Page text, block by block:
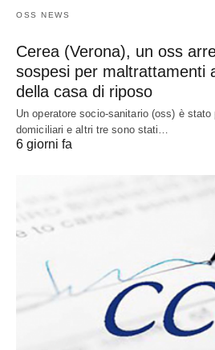
OSS NEWS
Cerea (Verona), un oss
sospesi per maltrattamenti
della casa di riposo
Un operatore socio-sanitario (oss) è stato
domiciliari e altri tre sono stati…
6 giorni fa